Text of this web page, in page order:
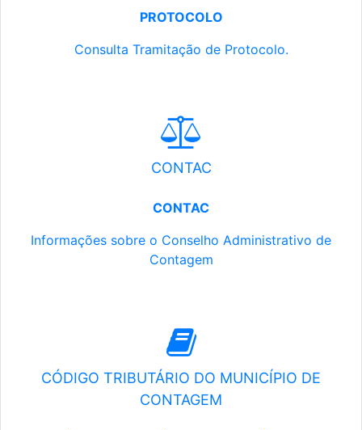
PROTOCOLO
Consulta Tramitação de Protocolo.
CONTAC
CONTAC
Informações sobre o Conselho Administrativo de
Contagem
CÓDIGO TRIBUTÁRIO DO MUNICÍPIO DE
CONTAGEM